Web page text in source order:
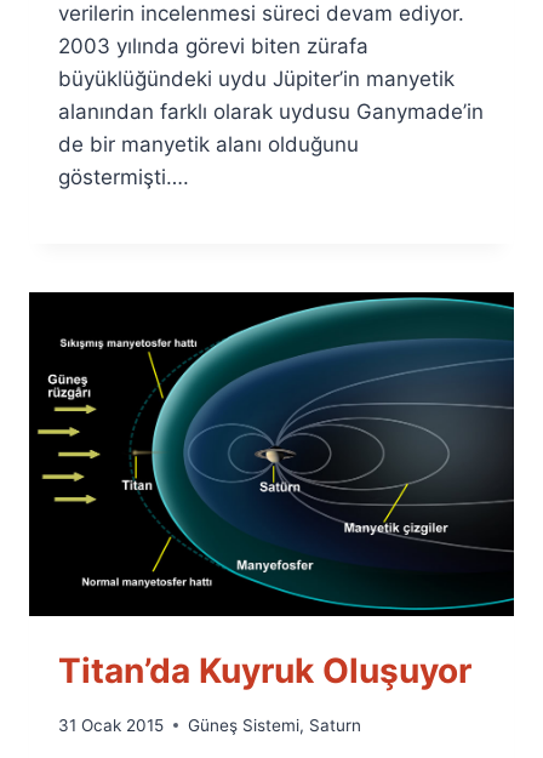
verilerin incelenmesi süreci devam ediyor.
2003 yılında görevi biten zürafa
büyüklüğündeki uydu Jüpiter’in manyetik
alanından farklı olarak uydusu Ganymade’in
de bir manyetik alanı olduğunu
göstermişti….
Titan’da Kuyruk Oluşuyor
By
31 Ocak 2015 Güneş Sistemi, Saturn